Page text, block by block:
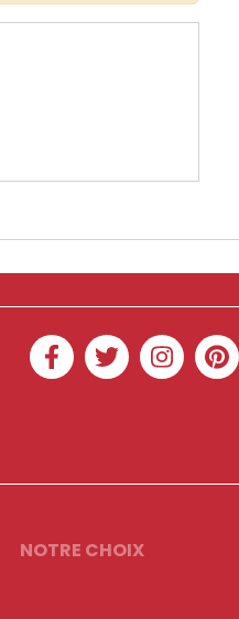
NOTRE CHOIX